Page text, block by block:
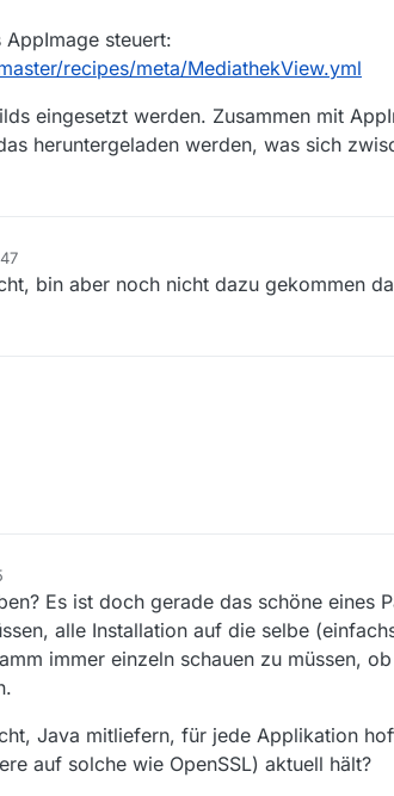
steuert:
recipes/meta/MediathekView.yml
eingesetzt werden. Zusammen mit
heruntergeladen werden, was sich
bin aber noch nicht dazu gekommen
Es ist doch gerade das schöne eines
alle Installation auf die selbe
immer einzeln schauen zu müssen,
Java mitliefern, für jede Applikation
auf solche wie OpenSSL) aktuell hält?